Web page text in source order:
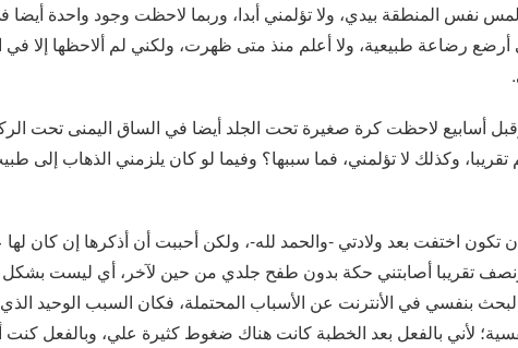
ألمس نفس المنطقة بيدي، ولا تؤلمني أبدا، وربما لاحظت وجود واحدة
أرضع رضاعة طبيعية، ولا أعلم منذ متى ظهرت، ولكني لم ألاحظها إلا في
أسابيع لاحظت كرة صغيرة تحت الجلد أيضا في الساق اليمنى تحت
وكذلك لا تؤلمني، فما سببها؟ وفيما لو كان يلزمني الذهاب إلى
تكون اختفت بعد ولادتي -والحمد لله-، ولكن أحببت أن أذكرها إن كان
تقريبا أصابتني حكة بدون طفح جلدي من حين لآخر، أي ليست بشكل
بنفسي في الأنترنت عن الأسباب المحتملة، فكان السبب الوحيد
لأني بالفعل بعد الخطبة كانت هناك ضغوط كثيرة علي، وبالفعل كنت